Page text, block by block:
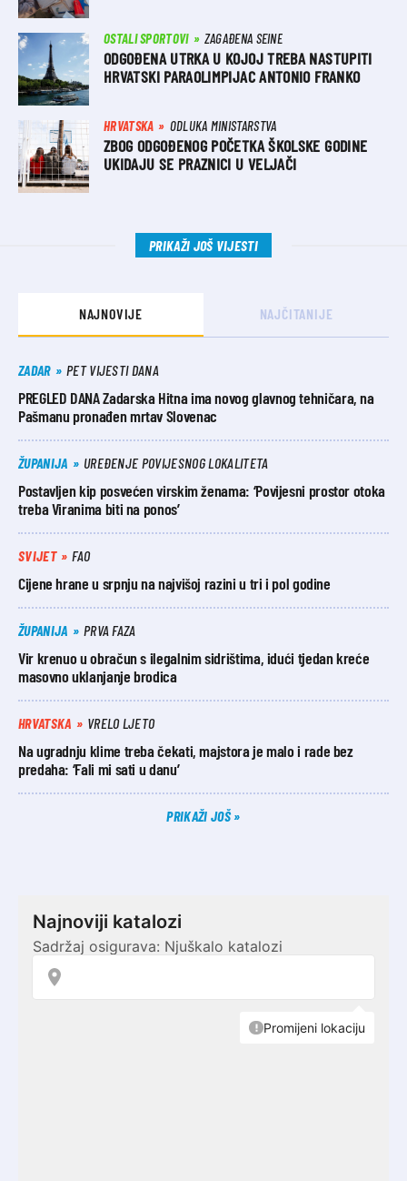
OSTALI SPORTOVI ZAGAĐENA SEINE
ODGOĐENA UTRKA U KOJOJ TREBA NASTUPITI
HRVATSKI PARAOLIMPIJAC ANTONIO FRANKO
HRVATSKA ODLUKA MINISTARSTVA
ZBOG ODGOĐENOG POČETKA ŠKOLSKE GODINE
UKIDAJU SE PRAZNICI U VELJAČI
PRIKAŽI JOŠ VIJESTI
NAJNOVIJE NAJČITANIJE
ZADAR PET VIJESTI DANA
PREGLED DANA Zadarska Hitna ima novog glavnog tehničara, na
Pašmanu pronađen mrtav Slovenac
ŽUPANIJA UREĐENJE POVIJESNOG LOKALITETA
Postavljen kip posvećen virskim ženama: ‘Povijesni prostor otoka
treba Viranima biti na ponos’
SVIJET FAO
Cijene hrane u srpnju na najvišoj razini u tri i pol godine
ŽUPANIJA PRVA FAZA
Vir krenuo u obračun s ilegalnim sidrištima, idući tjedan kreće
masovno uklanjanje brodica
HRVATSKA VRELO LJETO
Na ugradnju klime treba čekati, majstora je malo i rade bez
predaha: ‘Fali mi sati u danu’
PRIKAŽI JOŠ